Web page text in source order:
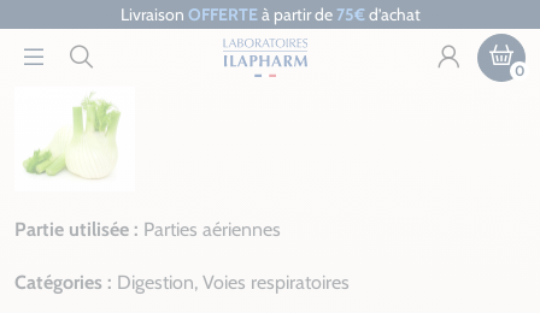
Livraison OFFERTEà partir de 75€d’achat
0
Partie utilisée : Parties aériennes
Catégories : Digestion, Voies respiratoires